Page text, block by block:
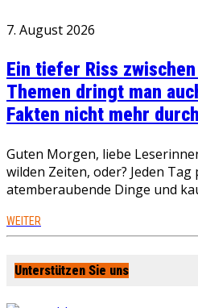
7. August 2026
Ein tiefer Riss
Themen dringt man
Fakten nicht mehr durch
Guten Morgen, liebe
wilden Zeiten, oder? Jeden Tag
atemberaubende Dinge und
WEITER
Unterstützen Sie uns